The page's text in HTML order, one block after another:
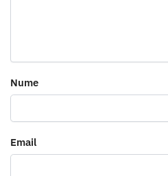
Nume
Email